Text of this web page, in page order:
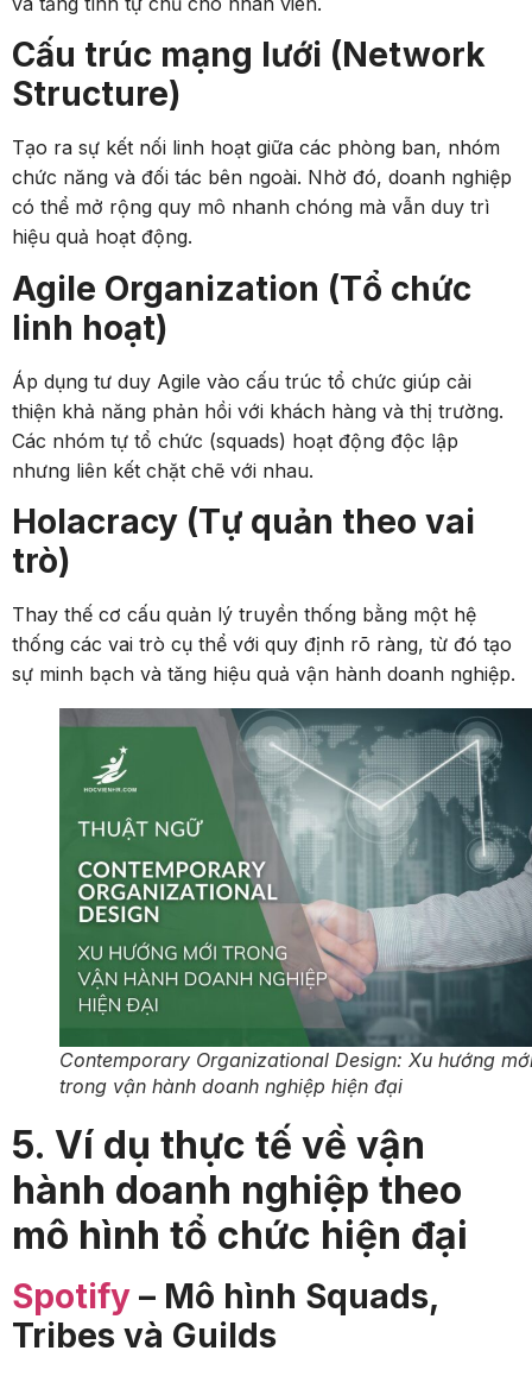
Cấu trúc mạng lưới (Network
Structure)
Tạo ra sự kết nối linh hoạt giữa các phòng ban, nhóm
chức năng và đối tác bên ngoài. Nhờ đó, doanh nghiệp
có thể mở rộng quy mô nhanh chóng mà vẫn duy trì
hiệu quả hoạt động.
Agile Organization (Tổ chức
linh hoạt)
Áp dụng tư duy Agile vào cấu trúc tổ chức giúp cải
thiện khả năng phản hồi với khách hàng và thị trường.
Các nhóm tự tổ chức (squads) hoạt động độc lập
nhưng liên kết chặt chẽ với nhau.
Holacracy (Tự quản theo vai
trò)
Thay thế cơ cấu quản lý truyền thống bằng một hệ
thống các vai trò cụ thể với quy định rõ ràng, từ đó tạo
sự minh bạch và tăng hiệu quả vận hành doanh nghiệp.
Contemporary Organizational Design: Xu hướng
trong vận hành doanh nghiệp hiện đại
5. Ví dụ thực tế về vận
hành doanh nghiệp theo
mô hình tổ chức hiện đại
Spotify – Mô hình Squads,
Tribes và Guilds